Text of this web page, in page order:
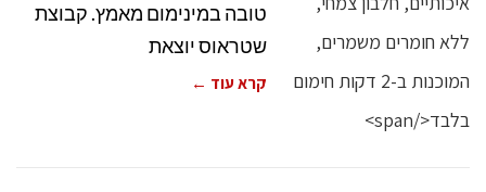
טובה במינימום מאמץ. קבוצת
שטראוס יוצאת
קרא עוד ←